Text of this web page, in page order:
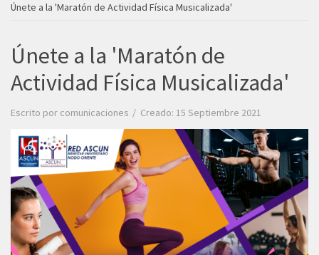
Únete a la 'Maratón de Actividad Física Musicalizada'
Únete a la 'Maratón de
Actividad Física Musicalizada'
Escrito por comunicaciones Creado: 15 Septiembre 2021